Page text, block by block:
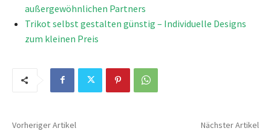
außergewöhnlichen Partners
Trikot selbst gestalten günstig – Individuelle Designs
zum kleinen Preis
Vorheriger Artikel Nächster Artikel